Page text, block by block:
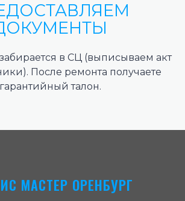
в СЦ (выписываем акт
После ремонта получаете
гарантийный талон.
МАСТЕР ОРЕНБУРГ